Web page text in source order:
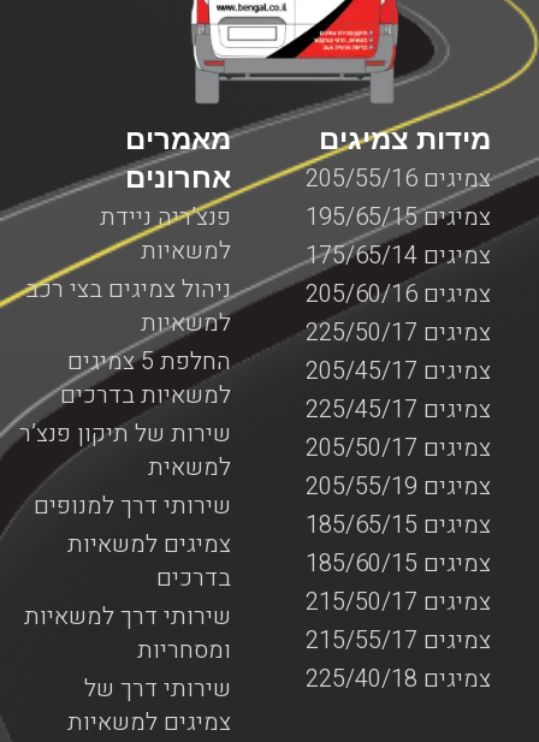
מאמרים
אחרונים
פנצ’ריה ניידת
למשאיות
ניהול צמיגים בצי רכב
למשאיות
החלפת 5 צמיגים
למשאיות בדרכים
שירות של תיקון פנצ’ר
למשאית
שירותי דרך למנופים
צמיגים למשאיות
בדרכים
שירותי דרך למשאיות
ומסחריות
שירותי דרך של
צמיגים למשאיות
מידות צמיגים
צמיגים 205/55/16
צמיגים 195/65/15
צמיגים 175/65/14
צמיגים 205/60/16
צמיגים 225/50/17
צמיגים 205/45/17
צמיגים 225/45/17
צמיגים 205/50/17
צמיגים 205/55/19
צמיגים 185/65/15
צמיגים 185/60/15
צמיגים 215/50/17
צמיגים 215/55/17
צמיגים 225/40/18